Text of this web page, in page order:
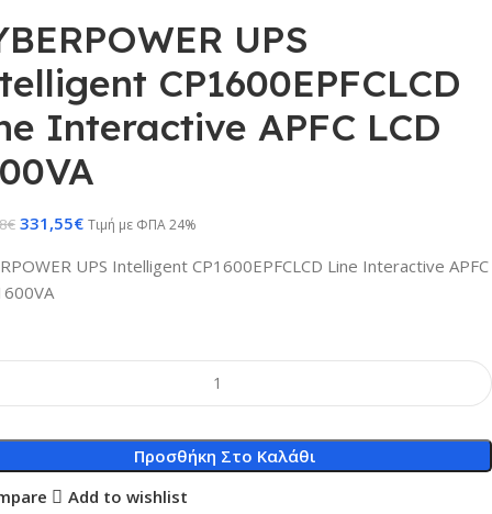
UPS
CP1600EPFCLCD
Interactive APFC LCD
€ 331,55€ Τιμή με ΦΠΑ 24%
UPS Intelligent CP1600EPFCLCD Line Interactive APFC
Προσθήκη Στο Καλάθι
Add to wishlist